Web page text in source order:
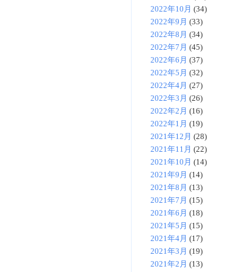
2022年10月 (34)
2022年9月 (33)
2022年8月 (34)
2022年7月 (45)
2022年6月 (37)
2022年5月 (32)
2022年4月 (27)
2022年3月 (26)
2022年2月 (16)
2022年1月 (19)
2021年12月 (28)
2021年11月 (22)
2021年10月 (14)
2021年9月 (14)
2021年8月 (13)
2021年7月 (15)
2021年6月 (18)
2021年5月 (15)
2021年4月 (17)
2021年3月 (19)
2021年2月 (13)